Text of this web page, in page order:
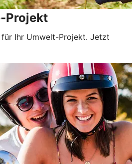
Projekt
für Ihr Umwelt-Projekt. Jetzt